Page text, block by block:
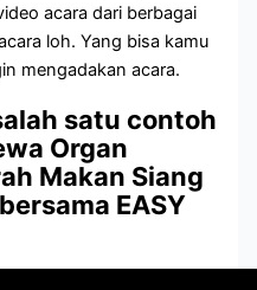
acara dari berbagai
loh. Yang bisa kamu
mengadakan acara.
satu contoh
Organ
Makan Siang
EASY